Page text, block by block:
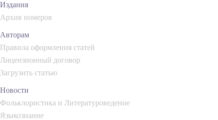
Издания
Архив номеров
Авторам
Правила оформления статей
Лицензионный договор
Загрузить статью
Новости
Фольклористика и Литературоведение
Языкознание